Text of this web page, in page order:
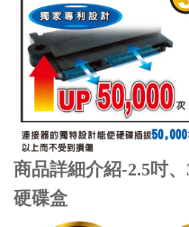
商品詳細介紹-2.5吋
硬碟盒